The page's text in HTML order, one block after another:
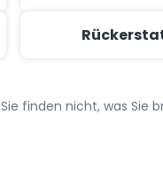
Sie finden nicht, was Sie